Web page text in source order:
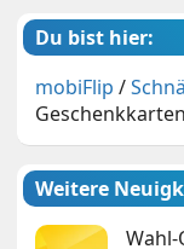
Du bist hier:
mobiFlip /
Weitere